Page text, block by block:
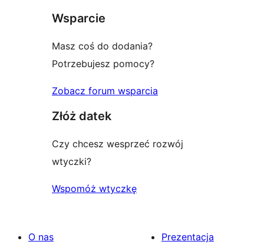
Wsparcie
Masz coś do dodania?
Potrzebujesz pomocy?
Zobacz forum wsparcia
Złóż datek
Czy chcesz wesprzeć rozwój
wtyczki?
Wspomóż wtyczkę
O nas
Prezentacja